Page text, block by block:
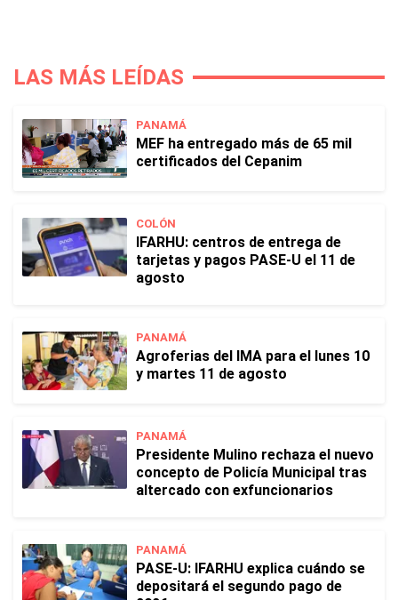
LAS MÁS LEÍDAS
PANAMÁ
MEF ha entregado más de 65 mil
certificados del Cepanim
COLÓN
IFARHU: centros de entrega de
tarjetas y pagos PASE-U el 11 de
agosto
PANAMÁ
Agroferias del IMA para el lunes 10
y martes 11 de agosto
PANAMÁ
Presidente Mulino rechaza el nuevo
concepto de Policía Municipal tras
altercado con exfuncionarios
PANAMÁ
PASE-U: IFARHU explica cuándo se
depositará el segundo pago de